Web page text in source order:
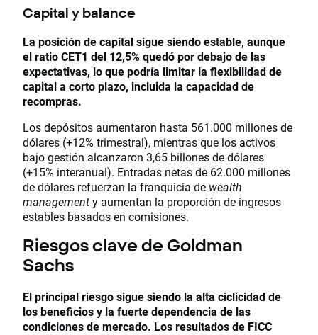
Capital y balance
La posición de capital sigue siendo estable, aunque
el ratio CET1 del 12,5% quedó por debajo de las
expectativas, lo que podría limitar la flexibilidad de
capital a corto plazo, incluida la capacidad de
recompras.
Los depósitos aumentaron hasta 561.000 millones de
dólares (+12% trimestral), mientras que los activos
bajo gestión alcanzaron 3,65 billones de dólares
(+15% interanual). Entradas netas de 62.000 millones
de dólares refuerzan la franquicia de wealth
managementy aumentan la proporción de ingresos
estables basados en comisiones.
Riesgos clave de Goldman
Sachs
El principal riesgo sigue siendo la alta ciclicidad de
los beneficios y la fuerte dependencia de las
condiciones de mercado. Los resultados de FICC